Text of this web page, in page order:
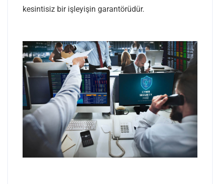
kesintisiz bir işleyişin garantörüdür.